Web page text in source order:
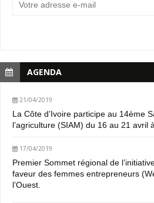
AGENDA
21/04/2019
La Côte d’Ivoire participe au 14ème
l’agriculture (SIAM) du 16 au 21 avril
17/04/2019
Premier Sommet régional de
faveur des femmes entrepreneurs
l’Ouest.